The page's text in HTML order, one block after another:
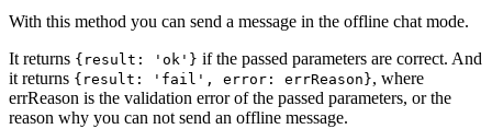
With this method you can send a message in the offline chat mode.
It returns {result: 'ok'} if the passed parameters are correct. And
it returns {result: 'fail', error: errReason}, where
errReason is the validation error of the passed parameters, or the
reason why you can not send an offline message.